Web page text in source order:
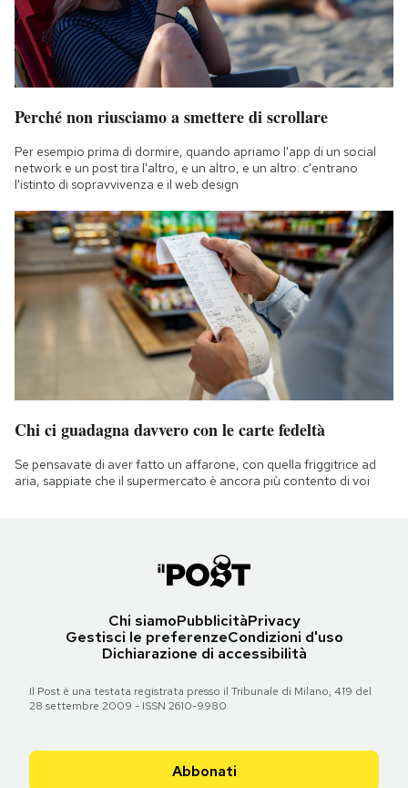
Perché non riusciamo a smettere di scrollare
Per esempio prima di dormire, quando apriamo l'app di un social
network e un post tira l'altro, e un altro, e un altro: c'entrano
l'istinto di sopravvivenza e il web design
Chi ci guadagna davvero con le carte fedeltà
Se pensavate di aver fatto un affarone, con quella friggitrice ad
aria, sappiate che il supermercato è ancora più contento di voi
Chi siamoPubblicitàPrivacy
Gestisci le preferenzeCondizioni d'uso
Dichiarazione di accessibilità
Il Post è una testata registrata presso il Tribunale di Milano, 419 del
28 settembre 2009 - ISSN 2610-9980
Abbonati